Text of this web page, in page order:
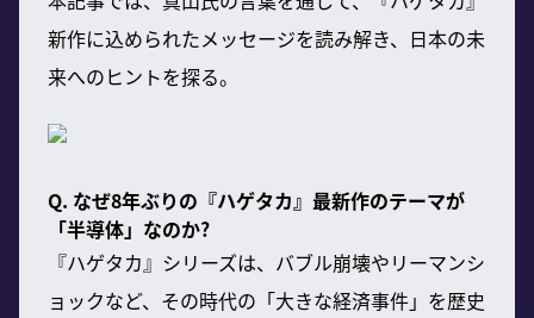
新作に込められたメッセージを読み解き、日本の未
来へのヒントを探る。
Q. なぜ8年ぶりの『ハゲタカ』最新作のテーマが
「半導体」なのか?
『ハゲタカ』シリーズは、バブル崩壊やリーマンシ
ョックなど、その時代の「大きな経済事件」を歴史